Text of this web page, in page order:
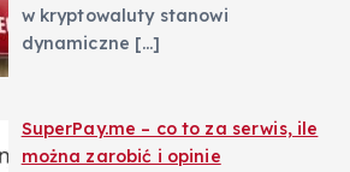
w kryptowaluty stanowi
dynamiczne […]
SuperPay.me – co to za serwis, ile
można zarobić i opinie